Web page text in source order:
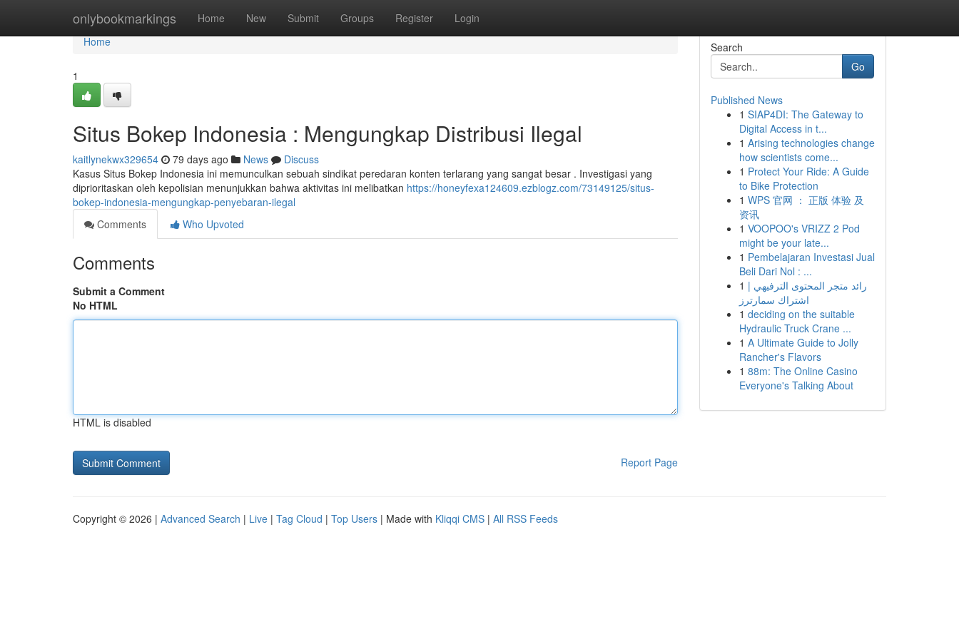
onlybookmarkings Home New Submit Groups Register Login
Home
Home
1
Situs Bokep Indonesia : Mengungkap Distribusi Ilegal
kaitlynekwx329654 79 days ago News
Discuss
Kasus Situs Bokep Indonesia ini memunculkan sebuah sindikat peredaran konten terlarang yang sangat besar . Investigasi yang
diprioritaskan oleh kepolisian menunjukkan bahwa aktivitas ini melibatkan https://honeyfexa124609.ezblogz.com/73149125/situs-
bokep-indonesia-mengungkap-penyebaran-ilegal
Comments
Who Upvoted
Comments
Submit a Comment
No HTML
HTML is disabled
Report Page
Search
Go
Published News
1 SIAP4DI: The Gateway to
Digital Access in t...
1 Arising technologies change
how scientists come...
1 Protect Your Ride: A Guide
to Bike Protection
1 WPS 官网 ： 正版 体验 及
资讯
1 VOOPOO's VRIZZ 2 Pod
might be your late...
1 Pembelajaran Investasi Jual
Beli Dari Nol : ...
1 رائد متجر المحتوى الترفيهي |
اشتراك سمارترز
1 deciding on the suitable
Hydraulic Truck Crane ...
1 A Ultimate Guide to Jolly
Rancher's Flavors
1 88m: The Online Casino
Everyone's Talking About
Copyright © 2026 | Advanced Search | Live | Tag Cloud | Top Users | Made with Kliqqi CMS | All RSS Feeds